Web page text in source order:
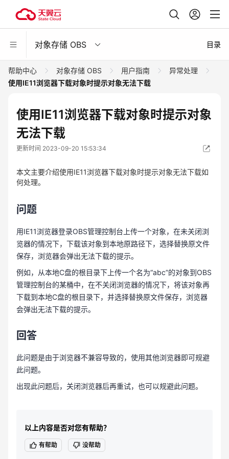
对象存储 OBS 目录
帮助中心 对象存储 OBS 用户指南
异常处理
使用IE11浏览器下载对象时提示对象无法下载
使用IE11浏览器下载对象时提示对象
无法下载
更新时间 2023-09-20 15:53:34
本文主要介绍使用IE11浏览器下载对象时提示对象无法下载如
何处理。
问题
用IE11浏览器登录OBS管理控制台上传一个对象，在未关闭浏
览器的情况下，下载该对象到本地原路径下，选择替换原文件
保存，浏览器会弹出无法下载的提示。
例如，从本地C盘的根目录下上传一个名为“abc”的对象到OBS
管理控制台的某桶中，在不关闭浏览器的情况下，将该对象再
下载到本地C盘的根目录下，并选择替换原文件保存，浏览器
会弹出无法下载的提示。
回答
此问题是由于浏览器不兼容导致的，使用其他浏览器即可规避
此问题。
出现此问题后，关闭浏览器后再重试，也可以规避此问题。
以上内容是否对您有帮助？
有帮助 没帮助